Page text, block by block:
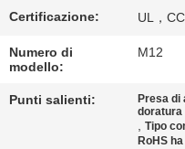
MAPPA
DEL
SITO
Certificazione: UL，
Numero di
modello:
M12
Punti salienti:
Presa di
doratura
,Tipo
RoHS